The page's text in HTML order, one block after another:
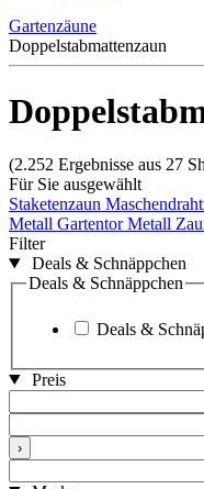
Gartenzäune
Doppelstabmattenzaun
(2.252 Ergebnisse aus 27
Für Sie ausgewählt
Staketenzaun
Metall Gartentor Metall
Filter
Deals & Schnäppchen
Deals & Schnäppchen
Deals &
Preis
›